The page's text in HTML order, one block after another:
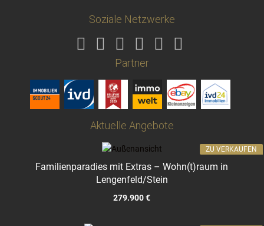
Soziale Netzwerke
Partner
Aktuelle Angebote
Familienparadies mit Extras – Wohn(t)raum in
Lengenfeld/Stein
279.900 €
ZU VERKAUFEN